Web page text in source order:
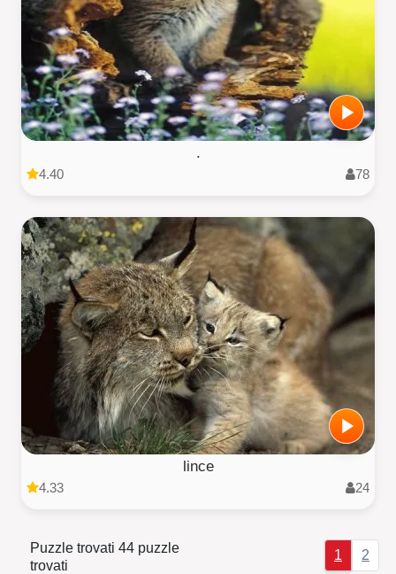
.
4.40 78
lince
4.33 24
Puzzle trovati 44 puzzle
trovati
1 2